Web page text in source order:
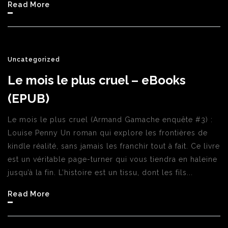
Read More
Uncategorized
Le mois le plus cruel – eBooks
(EPUB)
Le mois le plus cruel (Armand Gamache enquête #3) :
Louise Penny Un roman qui explore les frontières de
kindle réalité, sans jamais les franchir tout à fait. Ce livre
est un véritable page-turner qui vous tiendra en haleine
jusqu’à la fin. L’histoire est un tissu, dont les fils...
Read More